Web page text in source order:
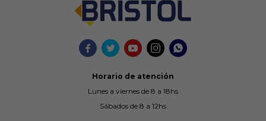
    
Horario de atención
Lunes a viernes de 8 a 18hs
Sábados de 8 a 12hs